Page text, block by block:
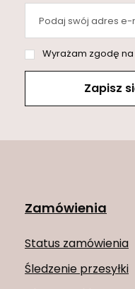
Podaj swój adres e-
Wyrażam zgodę na przetwarzanie moich danych
Zapisz
Zamówienia
Status zamówienia
Śledzenie przesyłki